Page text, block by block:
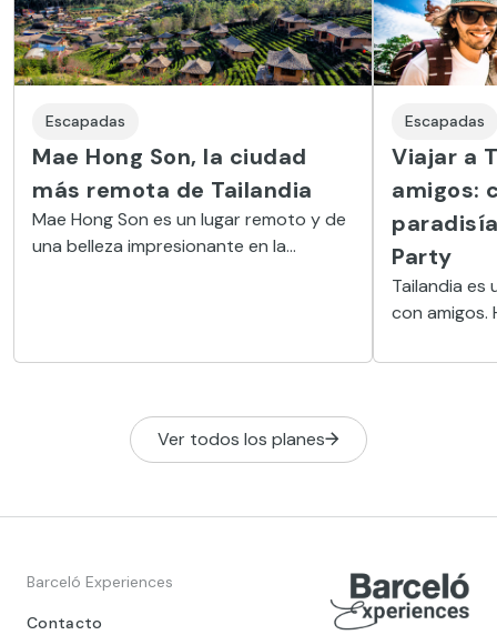
Escapadas
Mae Hong Son, la ciudad
más remota de Tailandia
Mae Hong Son es un lugar remoto y de
una belleza impresionante en la
Escapadas
Viajar a
amigos:
Party
Tailandia es
con amigos.
todo lo que
Ver todos los planes
Barceló Experiences
Contacto